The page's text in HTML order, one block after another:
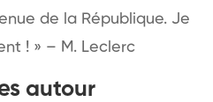
de la République. Je
! » – M. Leclerc
autour